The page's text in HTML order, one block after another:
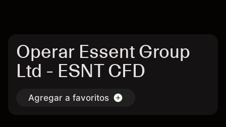
Operar Essent Group
Ltd - ESNT CFD
Agregar a favoritos